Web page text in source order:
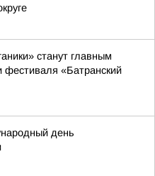
станут главным
фестиваля «Батранский
день